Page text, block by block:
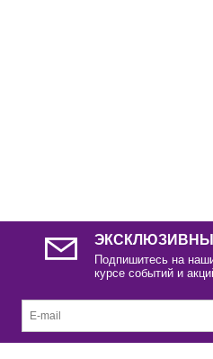
Подпишитесь на
курсе событий и